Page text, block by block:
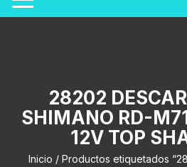
28202
SHIMANO RD-
12V TOP
Inicio / Productos etiquetados